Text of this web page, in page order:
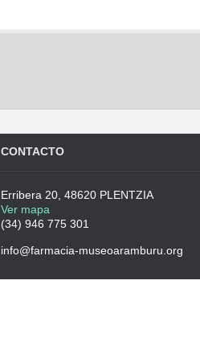
CONTACTO
Erribera 20, 48620 PLENTZIA
Ver mapa
(34) 946 775 301
info@farmacia-museoaramburu.org